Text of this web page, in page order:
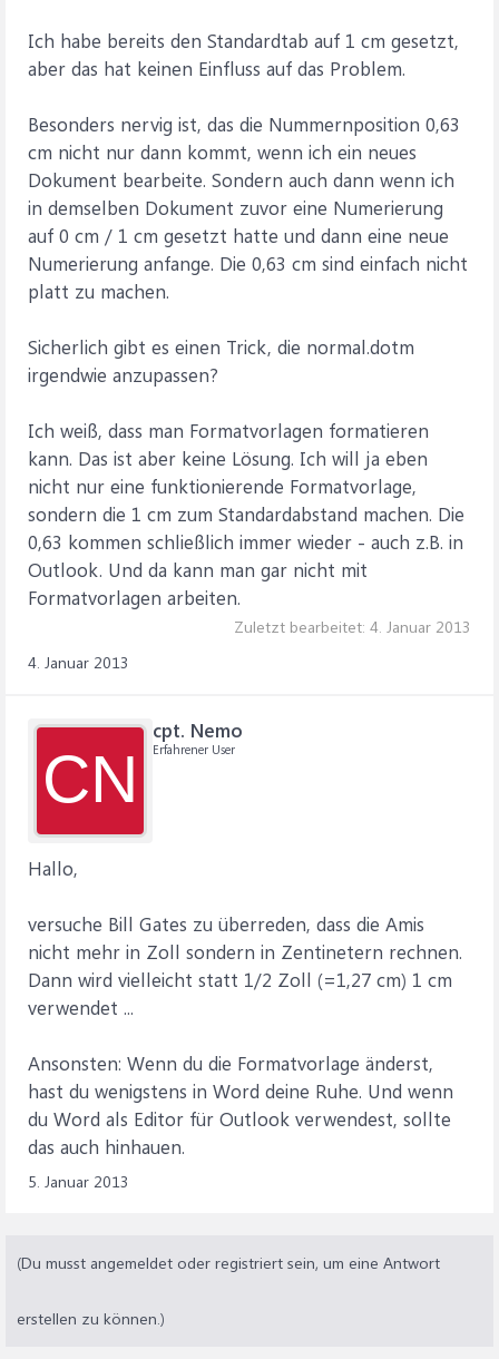
Ich habe bereits den Standardtab auf 1 cm gesetzt,
aber das hat keinen Einfluss auf das Problem.
Besonders nervig ist, das die Nummernposition 0,63
cm nicht nur dann kommt, wenn ich ein neues
Dokument bearbeite. Sondern auch dann wenn ich
in demselben Dokument zuvor eine Numerierung
auf 0 cm / 1 cm gesetzt hatte und dann eine neue
Numerierung anfange. Die 0,63 cm sind einfach nicht
platt zu machen.
Sicherlich gibt es einen Trick, die normal.dotm
irgendwie anzupassen?
Ich weiß, dass man Formatvorlagen formatieren
kann. Das ist aber keine Lösung. Ich will ja eben
nicht nur eine funktionierende Formatvorlage,
sondern die 1 cm zum Standardabstand machen. Die
0,63 kommen schließlich immer wieder - auch z.B. in
Outlook. Und da kann man gar nicht mit
Formatvorlagen arbeiten.
Zuletzt bearbeitet: 4. Januar 2013
4. Januar 2013
CN
cpt. Nemo
Erfahrener User
Hallo,
versuche Bill Gates zu überreden, dass die Amis
nicht mehr in Zoll sondern in Zentinetern rechnen.
Dann wird vielleicht statt 1/2 Zoll (=1,27 cm) 1 cm
verwendet ...
Ansonsten: Wenn du die Formatvorlage änderst,
hast du wenigstens in Word deine Ruhe. Und wenn
du Word als Editor für Outlook verwendest, sollte
das auch hinhauen.
5. Januar 2013
(Du musst angemeldet oder registriert sein, um eine Antwort
erstellen zu können.)